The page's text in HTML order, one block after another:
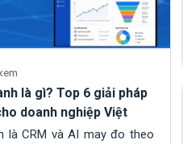
là gì? Top 6 giải pháp
doanh nghiệp Việt
là CRM và AI may đo theo